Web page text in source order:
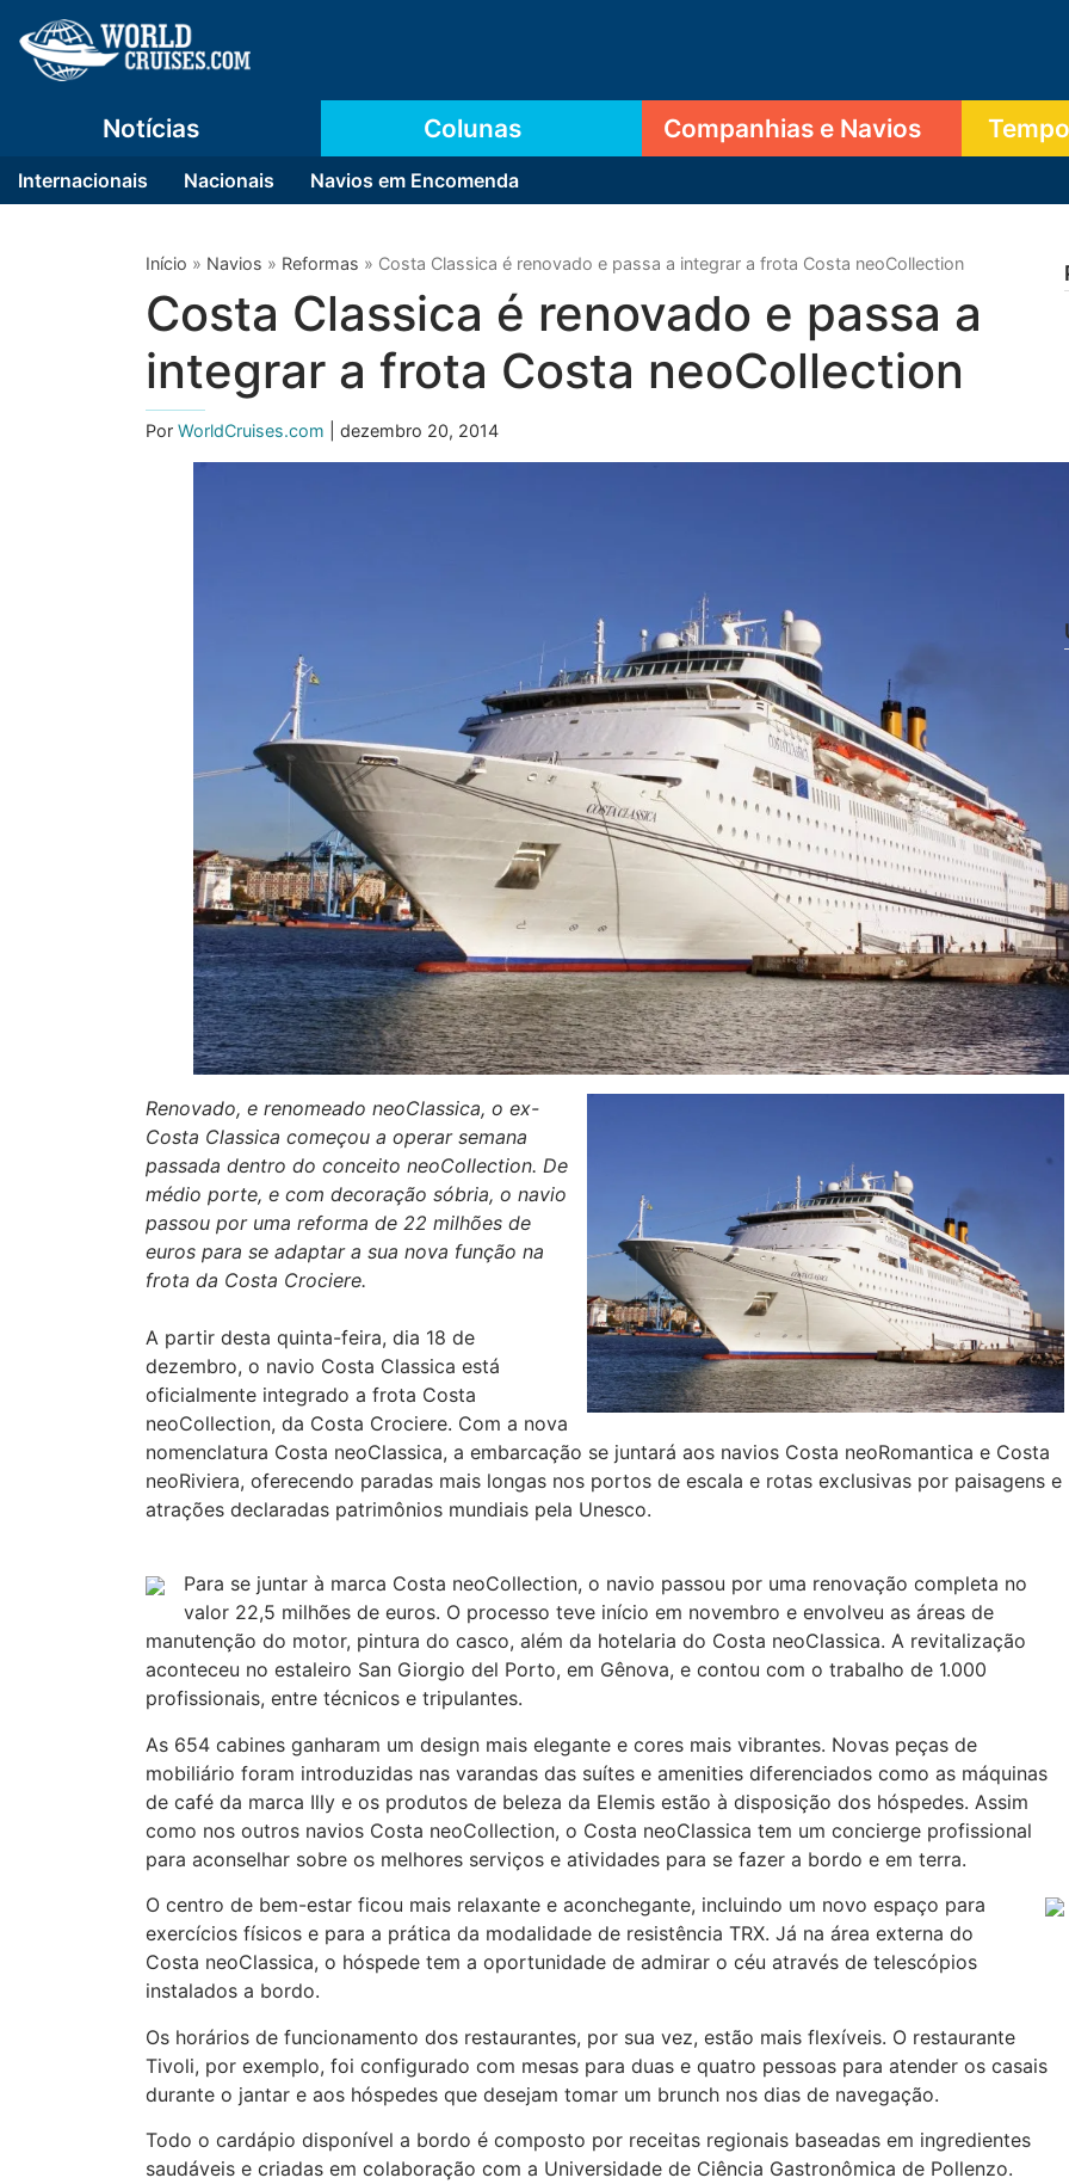
Notícias
Internacionais Nacionais Navios em Encomenda
Colunas Companhias e Navios
Início » Navios » Reformas » Costa Classica é renovado e passa a integrar a frota Costa neoCollection
Costa Classica é renovado e passa a
integrar a frota Costa neoCollection
Por WorldCruises.com | dezembro 20, 2014
Renovado, e renomeado neoClassica, o ex-
Costa Classica começou a operar semana
passada dentro do conceito neoCollection. De
médio porte, e com decoração sóbria, o navio
passou por uma reforma de 22 milhões de
euros para se adaptar a sua nova função na
frota da Costa Crociere.
A partir desta quinta-feira, dia 18 de
dezembro, o navio Costa Classica está
oficialmente integrado a frota Costa
neoCollection, da Costa Crociere. Com a nova
nomenclatura Costa neoClassica, a embarcação se juntará aos navios Costa neoRomantica e Costa
neoRiviera, oferecendo paradas mais longas nos portos de escala e rotas exclusivas por paisagens e
atrações declaradas patrimônios mundiais pela Unesco.
Para se juntar à marca Costa neoCollection, o navio passou por uma renovação completa no
valor 22,5 milhões de euros. O processo teve início em novembro e envolveu as áreas de
manutenção do motor, pintura do casco, além da hotelaria do Costa neoClassica. A revitalização
aconteceu no estaleiro San Giorgio del Porto, em Gênova, e contou com o trabalho de 1.000
profissionais, entre técnicos e tripulantes.
As 654 cabines ganharam um design mais elegante e cores mais vibrantes. Novas peças de
mobiliário foram introduzidas nas varandas das suítes e amenities diferenciados como as máquinas
de café da marca Illy e os produtos de beleza da Elemis estão à disposição dos hóspedes. Assim
como nos outros navios Costa neoCollection, o Costa neoClassica tem um concierge profissional
para aconselhar sobre os melhores serviços e atividades para se fazer a bordo e em terra.
O centro de bem-estar ficou mais relaxante e aconchegante, incluindo um novo espaço para
exercícios físicos e para a prática da modalidade de resistência TRX. Já na área externa do
Costa neoClassica, o hóspede tem a oportunidade de admirar o céu através de telescópios
instalados a bordo.
Os horários de funcionamento dos restaurantes, por sua vez, estão mais flexíveis. O restaurante
Tivoli, por exemplo, foi configurado com mesas para duas e quatro pessoas para atender os casais
durante o jantar e aos hóspedes que desejam tomar um brunch nos dias de navegação.
Todo o cardápio disponível a bordo é composto por receitas regionais baseadas em ingredientes
saudáveis e criadas em colaboração com a Universidade de Ciência Gastronômica de Pollenzo.